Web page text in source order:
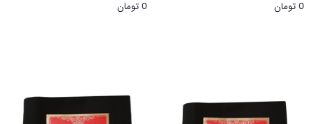
0 تومان 0 تومان